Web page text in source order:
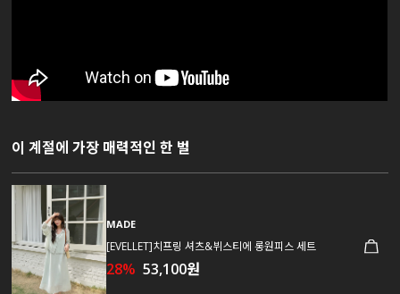
이 계절에 가장 매력적인 한 벌
MADE
[EVELLET]치프링 셔츠&뷔스티에 롱원피스 세트
28% 53,100원